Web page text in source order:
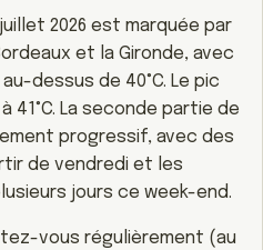
2026 est marquée par
et la Gironde, avec
dessus de 40°C. Le pic
La seconde partie de
progressif, avec des
de vendredi et les
jours ce week-end.
vous régulièrement (au